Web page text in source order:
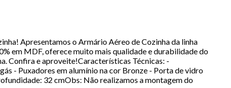
Apresentamos o Armário Aéreo de Cozinha da linha
em MDF, oferece muito mais qualidade e durabilidade do
Confira e aproveite!Características Técnicas: -
- Puxadores em alumínio na cor Bronze - Porta de vidro
32 cmObs: Não realizamos a montagem do